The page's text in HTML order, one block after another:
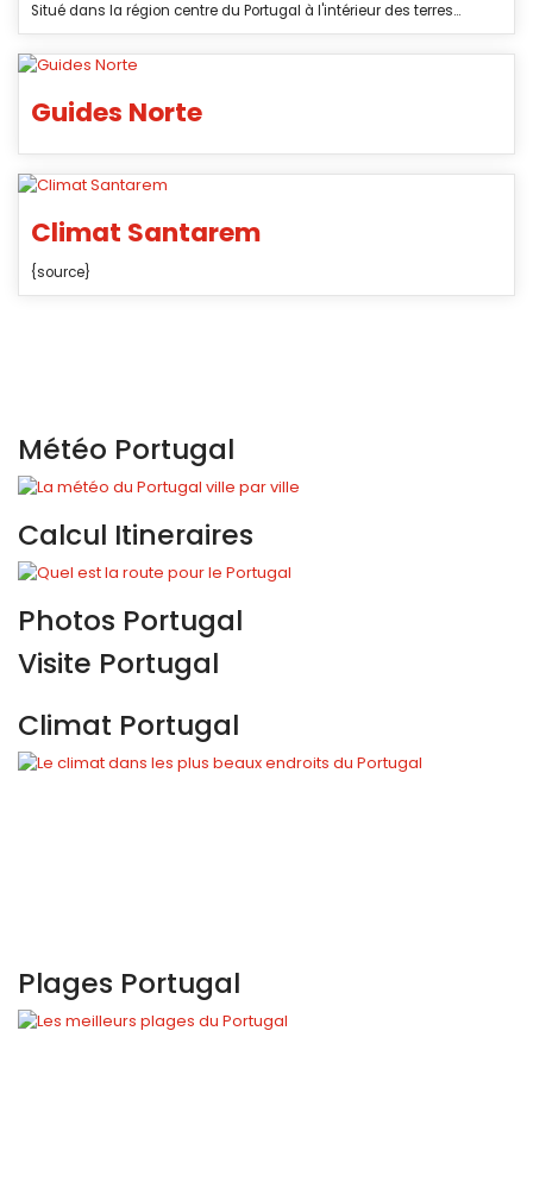
Situé dans la région centre du Portugal à l'intérieur des terres...
Guides Norte
Climat Santarem
{source}
Météo Portugal
Calcul Itineraires
Photos Portugal
Visite Portugal
Climat Portugal
Plages Portugal